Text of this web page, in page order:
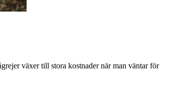
växer till stora kostnader när man väntar för